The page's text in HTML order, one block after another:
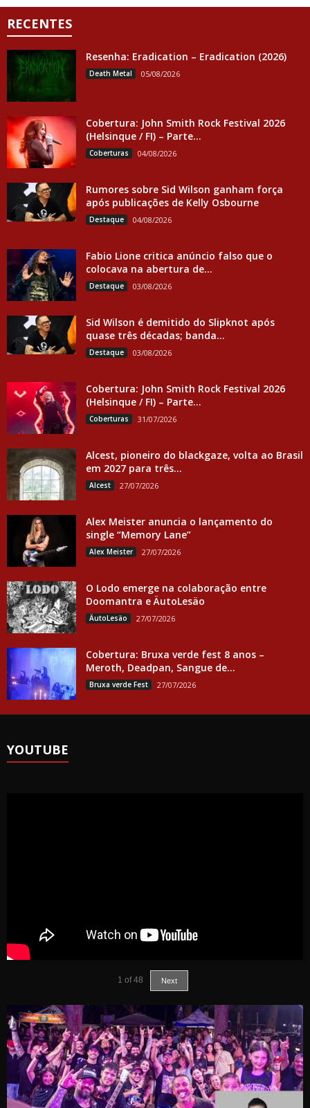
RECENTES
Resenha: Eradication – Eradication (2026)
Death Metal 05/08/2026
Cobertura: John Smith Rock Festival 2026
(Helsinque / FI) – Parte...
Coberturas 04/08/2026
Rumores sobre Sid Wilson ganham força
após publicações de Kelly Osbourne
Destaque 04/08/2026
Fabio Lione critica anúncio falso que o
colocava na abertura de...
Destaque 03/08/2026
Sid Wilson é demitido do Slipknot após
quase três décadas; banda...
Destaque 03/08/2026
Cobertura: John Smith Rock Festival 2026
(Helsinque / FI) – Parte...
Coberturas 31/07/2026
Alcest, pioneiro do blackgaze, volta ao Brasil
em 2027 para três...
Alcest 27/07/2026
Alex Meister anuncia o lançamento do
single “Memory Lane”
Alex Meister 27/07/2026
O Lodo emerge na colaboração entre
Doomantra e ÄutoLesäo
ÄutoLesäo 27/07/2026
Cobertura: Bruxa verde fest 8 anos –
Meroth, Deadpan, Sangue de...
Bruxa verde Fest 27/07/2026
YOUTUBE
1 of 48 Next